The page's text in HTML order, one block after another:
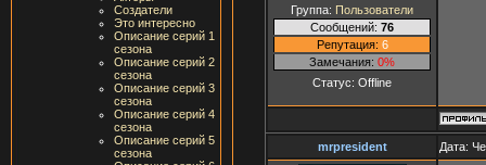
Создатели
Это интересно
Описание серий 1
сезона
Описание серий 2
сезона
Описание серий 3
сезона
Описание серий 4
сезона
Описание серий 5
сезона
Группа: Пользователи
Сообщений: 76
Репутация: 6
Замечания: 0%
Статус: Offline
mrpresident Дата: